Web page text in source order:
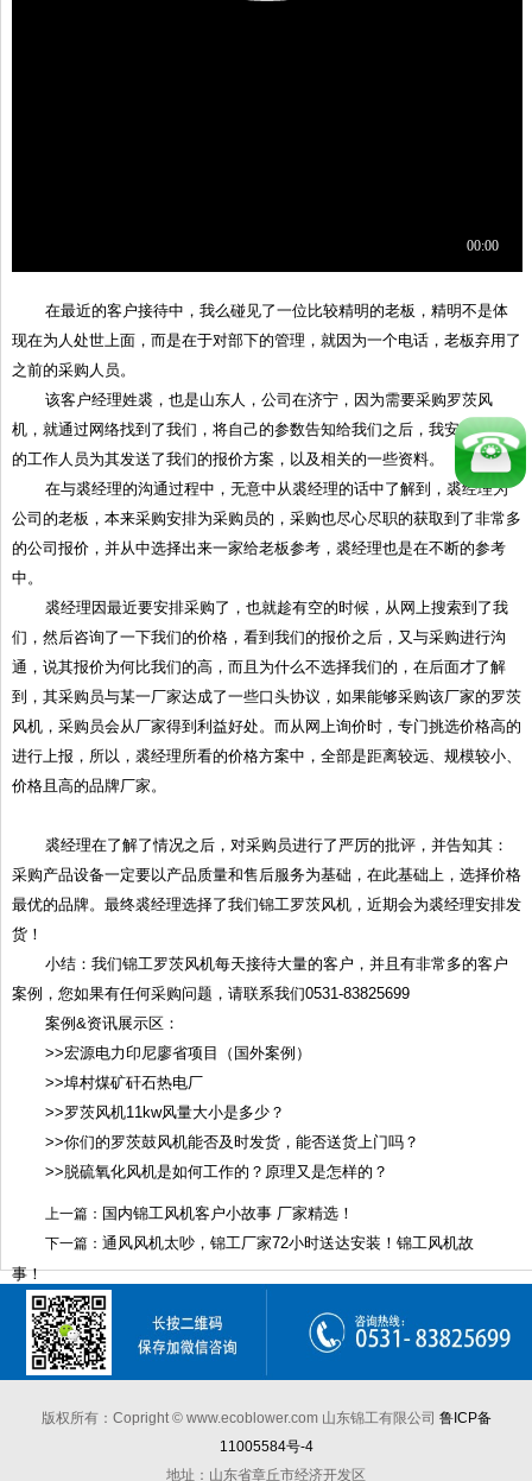
在最近的客户接待中，我么碰见了一位比较精明的老板，精明不是体
现在为人处世上面，而是在于对部下的管理，就因为一个电话，老板弃用了
之前的采购人员。
该客户经理姓裘，也是山东人，公司在济宁，因为需要采购罗茨风
机，就通过网络找到了我们，将自己的参数告知给我们之后，我安排了相应
的工作人员为其发送了我们的报价方案，以及相关的一些资料。
在与裘经理的沟通过程中，无意中从裘经理的话中了解到，裘经理为
公司的老板，本来采购安排为采购员的，采购也尽心尽职的获取到了非常多
的公司报价，并从中选择出来一家给老板参考，裘经理也是在不断的参考
中。
裘经理因最近要安排采购了，也就趁有空的时候，从网上搜索到了我
们，然后咨询了一下我们的价格，看到我们的报价之后，又与采购进行沟
通，说其报价为何比我们的高，而且为什么不选择我们的，在后面才了解
到，其采购员与某一厂家达成了一些口头协议，如果能够采购该厂家的罗茨
风机，采购员会从厂家得到利益好处。而从网上询价时，专门挑选价格高的
进行上报，所以，裘经理所看的价格方案中，全部是距离较远、规模较小、
价格且高的品牌厂家。
裘经理在了解了情况之后，对采购员进行了严厉的批评，并告知其：
采购产品设备一定要以产品质量和售后服务为基础，在此基础上，选择价格
最优的品牌。最终裘经理选择了我们锦工罗茨风机，近期会为裘经理安排发
货！
小结：我们锦工罗茨风机每天接待大量的客户，并且有非常多的客户
案例，您如果有任何采购问题，请联系我们0531-83825699
案例&资讯展示区：
>>宏源电力印尼廖省项目（国外案例）
>>埠村煤矿矸石热电厂
>>罗茨风机11kw风量大小是多少？
>>你们的罗茨鼓风机能否及时发货，能否送货上门吗？
>>脱硫氧化风机是如何工作的？原理又是怎样的？
上一篇： 国内锦工风机客户小故事 厂家精选！
下一篇： 通风风机太吵，锦工厂家72小时送达安装！锦工风机故
事！
版权所有：Copright © www.ecoblower.com 山东锦工有限公司 鲁ICP备
11005584号-4
地址：山东省章丘市经济开发区